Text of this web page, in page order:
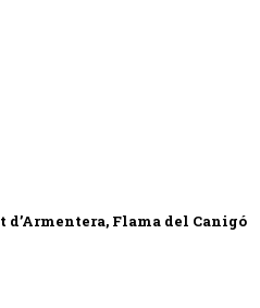
d’Armentera, Flama del Canigó